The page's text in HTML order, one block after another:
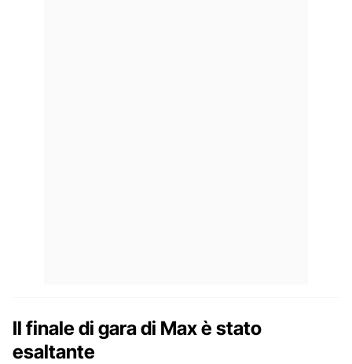
Il finale di gara di Max è stato
esaltante